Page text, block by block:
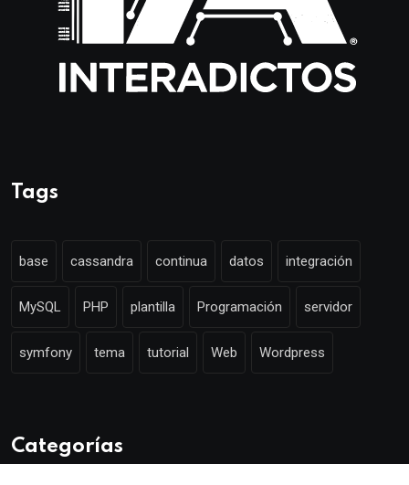
Tags
base cassandra continua datos integración
MySQL PHP plantilla Programación servidor
symfony tema tutorial Web Wordpress
Categorías